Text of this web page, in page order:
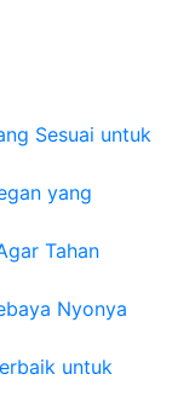
Sesuai untuk
yang
Tahan
Nyonya
untuk